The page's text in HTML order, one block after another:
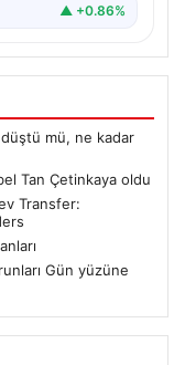
▲ +0.86%
düştü mü, ne kadar
Tan Çetinkaya oldu
Transfer:
Gün yüzüne